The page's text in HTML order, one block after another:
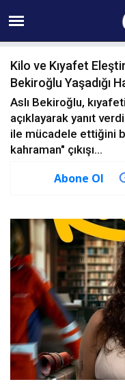
07
Kilo ve Kıyafet
Bekiroğlu Yaşadığı
Aslı Bekiroğlu,
açıklayarak yanıt
ile mücadele ettiğini
kahraman" çıkışı...
Abone Ol